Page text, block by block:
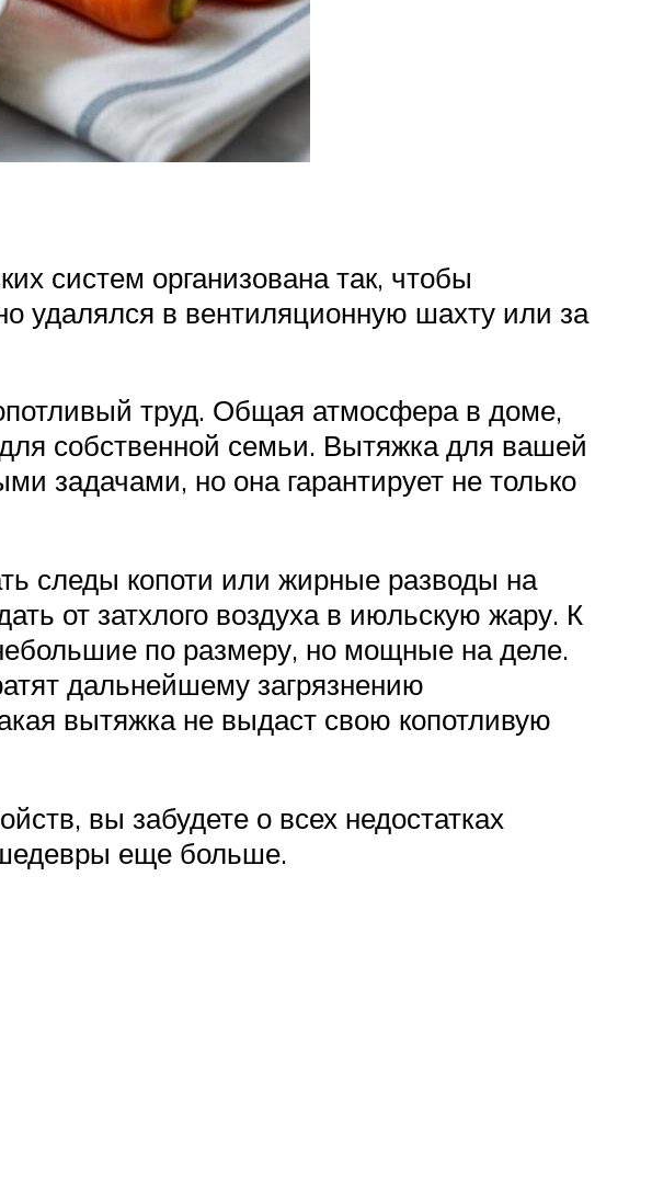
систем организована так, чтобы
удалялся в вентиляционную шахту или за
труд. Общая атмосфера в доме,
собственной семьи. Вытяжка для вашей
задачами, но она гарантирует не только
следы копоти или жирные разводы на
от затхлого воздуха в июльскую жару. К
по размеру, но мощные на деле.
дальнейшему загрязнению
вытяжка не выдаст свою копотливую
вы забудете о всех недостатках
еще больше.